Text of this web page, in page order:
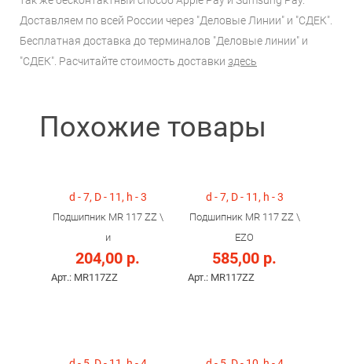
Доставляем по всей России через "Деловые Линии" и "СДЕК".
Бесплатная доставка до терминалов "Деловые линии" и
"СДЕК". Расчитайте стоимость доставки здесь
Похожие товары
d - 7, D - 11, h - 3
Подшипник MR 117 ZZ \
и
204,00 р.
Арт.: MR117ZZ
d - 7, D - 11, h - 3
Подшипник MR 117 ZZ \
EZO
585,00 р.
Арт.: MR117ZZ